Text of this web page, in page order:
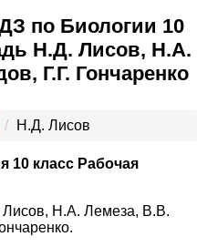
по Биологии 10
Н.Д. Лисов, Н.А.
Г.Г. Гончаренко
Н.Д. Лисов
10 класс Рабочая
Н.А. Лемеза, В.В.